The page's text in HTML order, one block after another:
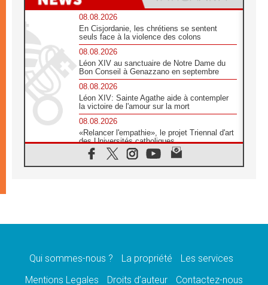
08.08.2026
En Cisjordanie, les chrétiens se sentent
seuls face à la violence des colons
08.08.2026
Léon XIV au sanctuaire de Notre Dame du
Bon Conseil à Genazzano en septembre
08.08.2026
Léon XIV: Sainte Agathe aide à contempler
la victoire de l'amour sur la mort
08.08.2026
«Relancer l'empathie», le projet Triennal d'art
des Universités catholiques
08.08.2026
Signis 2026, donner la parole aux religieuses
07.08.2026
07.08.2026
de l'Assomption et mémoire nationale
Qui sommes-nous ? La propriété
Les services
Mentions Legales
Droits d’auteur Contactez-nous